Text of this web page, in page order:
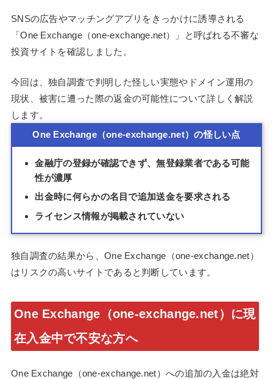
SNSの広告やマッチングアプリをきっかけに誘導される
「One Exchange（one-exchange.net）」と呼ばれる不審な
投資サイトを確認しました。
今回は、独自調査で判明した怪しい実態やドメイン運用の
現状、被害に遭った際の返金の可能性について詳しく解説
します。
One Exchange（one-exchange.net）の怪しい点
金融庁の登録が確認できず、無登録業者である可能
性が濃厚
出金時に何らかの名目で追加送金を要求される
ライセンス情報が掲載されていない
独自調査の結果から、One Exchange（one-exchange.net）
はリスクの高いサイトであると判断しています。
One Exchange（one-exchange.net）に現
在入金中で不安な方へ
One Exchange（one-exchange.net）への追加の入金は絶対